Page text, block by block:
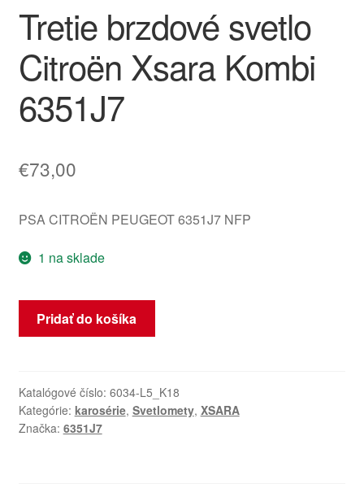
Reklamace
Reklamačný poriadok
Tretie brzdové svetlo
Citroën Xsara Kombi
6351J7
€73,00
PSA CITROËN PEUGEOT 6351J7 NFP
1 na sklade
množstvo
Tretie
Citroën
Xsara
Kombi
Pridať do košíka
Katalógové číslo: 6034-L5_K18
Kategórie: karosérie, Svetlomety, XSARA
Značka: 6351J7